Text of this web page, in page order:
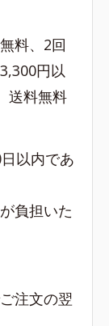
料、2回
円以
送料無料
以内であ
負担いた
注文の翌